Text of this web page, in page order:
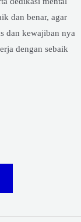
dan benar, agar
dan kewajiban nya
dengan sebaik